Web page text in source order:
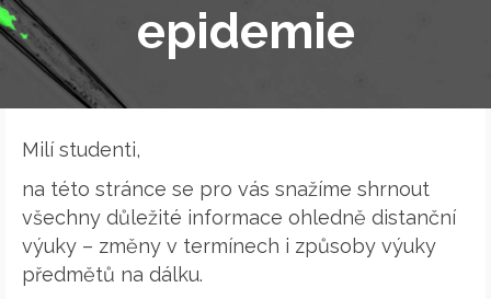
epidemie
Milí studenti,
na této stránce se pro vás snažíme shrnout
všechny důležité informace ohledně distanční
výuky – změny v termínech i způsoby výuky
předmětů na dálku.